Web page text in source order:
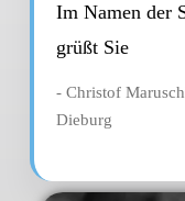
Im Namen der
grüßt Sie
- Christof
Dieburg